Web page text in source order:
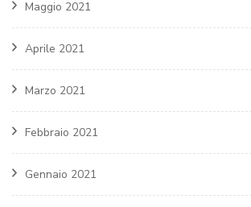
Maggio 2021
Aprile 2021
Marzo 2021
Febbraio 2021
Gennaio 2021